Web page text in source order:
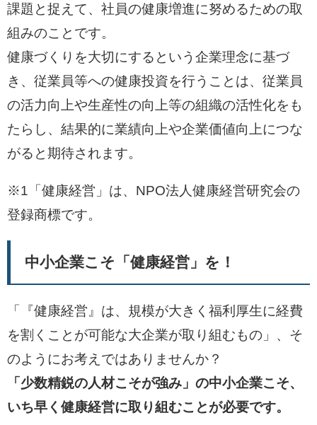
課題と捉えて、社員の健康増進に努めるための取
組みのことです。
健康づくりを大切にするという企業理念に基づ
き、従業員等への健康投資を行うことは、従業員
の活力向上や生産性の向上等の組織の活性化をも
たらし、結果的に業績向上や企業価値向上につな
がると期待されます。
※1「健康経営」は、NPO法人健康経営研究会の
登録商標です。
中小企業こそ「健康経営」を！
「『健康経営』は、規模が大きく福利厚生に経費
を割くことが可能な大企業が取り組むもの」、そ
のようにお考えではありませんか？
「少数精鋭の人材こそが強み」の中小企業こそ、
いち早く健康経営に取り組むことが必要です。